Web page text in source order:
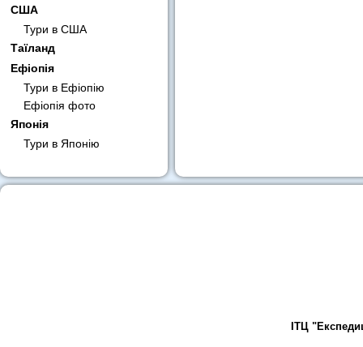
США
Тури в США
Таїланд
Ефіопія
Тури в Ефіопію
Ефіопія фото
Японія
Тури в Японію
ІТЦ